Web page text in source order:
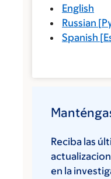
English
Russian [
Spanish [
Reciba las
en la